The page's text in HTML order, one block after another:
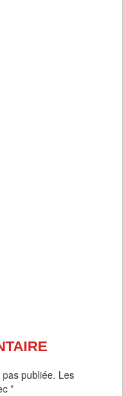
publiée. Les
*